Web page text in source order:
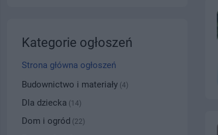
Kategorie ogłoszeń
Strona główna ogłoszeń
Budownictwo i materiały (4)
Dla dziecka (14)
Dom i ogród (22)